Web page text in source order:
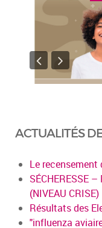
ACTUALITÉS
Le recensement
SÉCHERESSE
(NIVEAU CRISE)
Résultats des
"influenza